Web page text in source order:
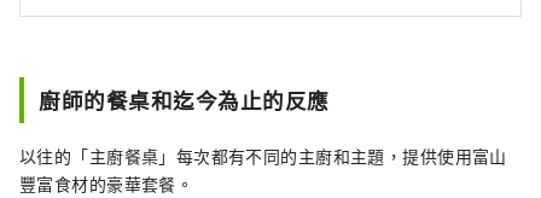
廚師的餐桌和迄今為止的反應
以往的「主廚餐桌」每次都有不同的主廚和主題，提供使用富山
豐富食材的豪華套餐。